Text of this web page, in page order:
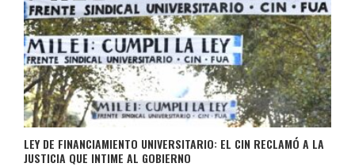
LEY DE FINANCIAMIENTO UNIVERSITARIO: EL CIN RECLAMÓ A LA
JUSTICIA QUE INTIME AL GOBIERNO